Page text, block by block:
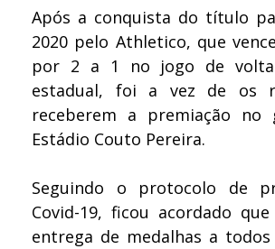
Após a conquista do título
2020 pelo Athletico, que
por 2 a 1 no jogo de volta
estadual, foi a vez de os
receberem a premiação no
Estádio Couto Pereira.
Seguindo o protocolo de
Covid-19, ficou acordado
entrega de medalhas a